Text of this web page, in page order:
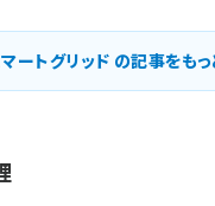
ートグリッド の記事をも